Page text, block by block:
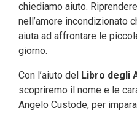
chiediamo aiuto.
nell’amore incondizionato
aiuta ad affrontare le
giorno.
Con l’aiuto del
Libro degli
scopriremo il nome e le
Angelo Custode, per